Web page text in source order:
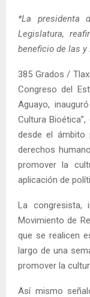
*La presidenta
Legislatura,
beneficio de las y
385 Grados /
Congreso del
Aguayo,
Cultura
desde el ámbito
derechos
promover la
aplicación de
La congresista,
Movimiento de
que se realicen
largo de una
promover la
Así mismo